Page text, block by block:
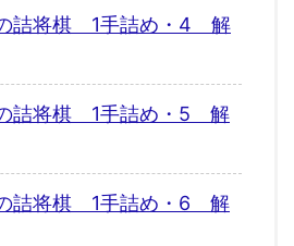
詰将棋 1手詰め・4 解
詰将棋 1手詰め・5 解
詰将棋 1手詰め・6 解